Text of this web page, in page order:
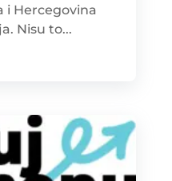
i Hercegovina
Nisu to...